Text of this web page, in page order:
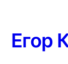
Егор